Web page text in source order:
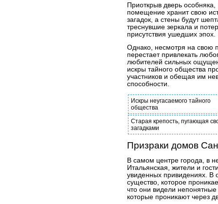
Приоткрыв дверь
помещение хранит свою
загадок, а стены будут
треснувшие зеркала и
присутствия ушедших эпох.
Однако, несмотря на свою
перестает привлекать
любителей сильных
искры тайного общества
участников и обещая им
способности.
Искры неугасаемого тайного
общества
Старая крепость, пугающая
загадками
Призраки домов
В самом центре города, в
Итальянская, жители и
увиденных привидениях. В
существо, которое
что они видели
которые проникают через